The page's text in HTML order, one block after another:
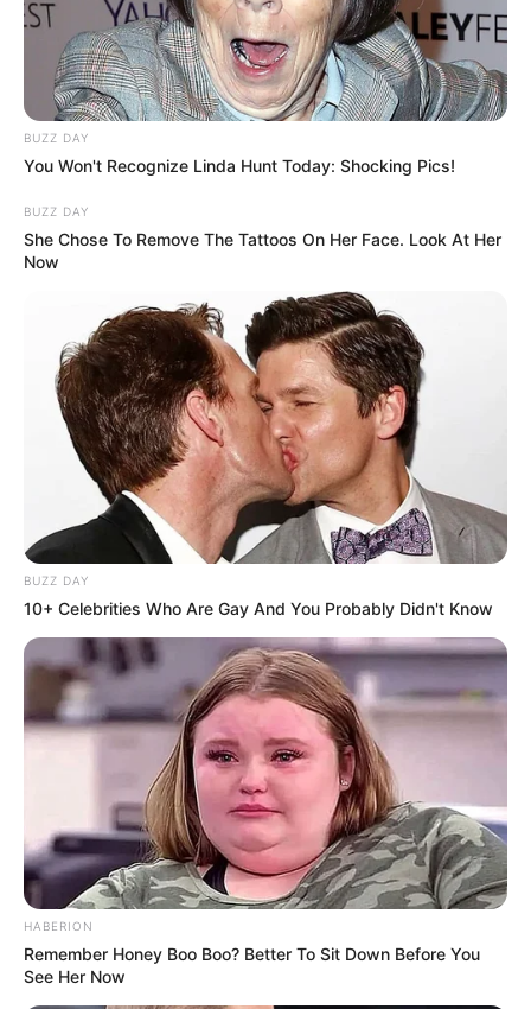
BUZZ DAY
You Won't Recognize Linda Hunt Today: Shocking Pics!
BUZZ DAY
She Chose To Remove The Tattoos On Her Face. Look At Her
Now
BUZZ DAY
10+ Celebrities Who Are Gay And You Probably Didn't Know
HABERION
Remember Honey Boo Boo? Better To Sit Down Before You
See Her Now